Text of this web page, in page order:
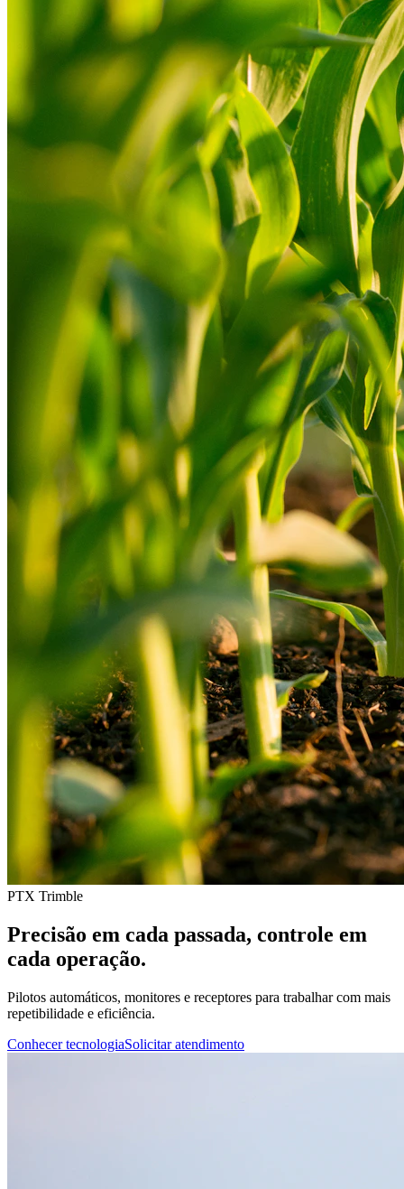
PTX Trimble
Precisão em cada passada, controle em
cada operação.
Pilotos automáticos, monitores e receptores para trabalhar com mais
repetibilidade e eficiência.
Conhecer tecnologiaSolicitar atendimento